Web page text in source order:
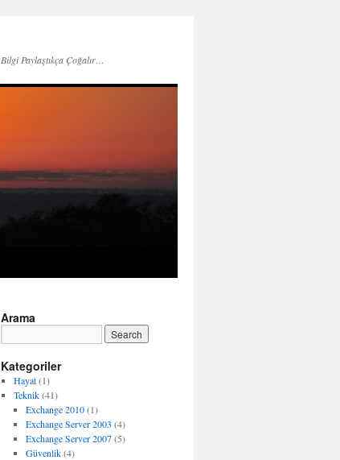
Bilgi Paylaştıkça Çoğalır…
Arama
Kategoriler
Hayat(1)
Teknik(41)
Exchange 2010(1)
Exchange Server 2003 (4)
Exchange Server 2007(5)
Güvenlik(4)